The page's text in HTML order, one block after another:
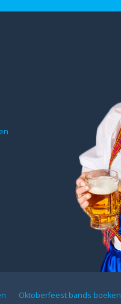
Oktoberfeest bands boeken